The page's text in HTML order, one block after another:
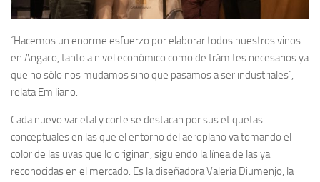
´Hacemos un enorme esfuerzo por elaborar todos nuestros vinos
en Angaco, tanto a nivel económico como de trámites necesarios ya
que no sólo nos mudamos sino que pasamos a ser industriales´,
relata Emiliano.
Cada nuevo varietal y corte se destacan por sus etiquetas
conceptuales en las que el entorno del aeroplano va tomando el
color de las uvas que lo originan, siguiendo la línea de las ya
reconocidas en el mercado. Es la diseñadora Valeria Diumenjo, la